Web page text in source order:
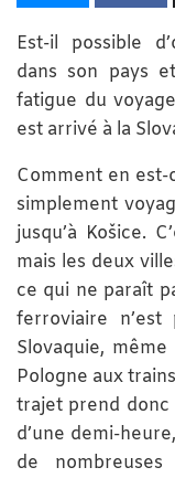
Est-il possible
dans son pays
fatigue du
est arrivé à la
Comment en est-
simplement
jusqu’à Košice.
mais les deux
ce qui ne paraît
ferroviaire
Slovaquie,
Pologne aux
trajet prend donc
d’une demi-
de